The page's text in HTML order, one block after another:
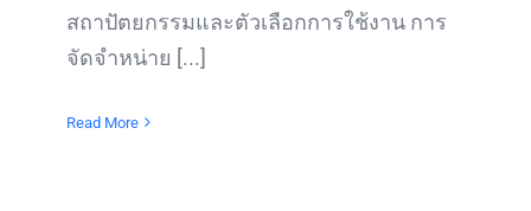
สถาปัตยกรรมและตัวเลือกการใช้งาน การ
จัดจำหน่าย [...]
Read More